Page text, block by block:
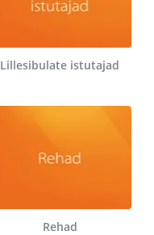
Lillesibulate istutajad
Rehad